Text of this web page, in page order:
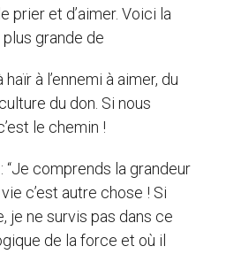
prier et d’aimer. Voici la
grande de
haïr à l’ennemi à aimer, du
du don. Si nous
le chemin !
comprends la grandeur
c’est autre chose ! Si
je ne survis pas dans ce
de la force et où il